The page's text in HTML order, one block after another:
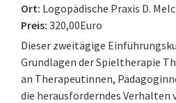
Ort: Logopädische Praxis D.
Preis: 320,00Euro
Dieser zweitägige
Grundlagen der Spieltherapie
an Therapeutinnen,
die herausforderndes Verhalten